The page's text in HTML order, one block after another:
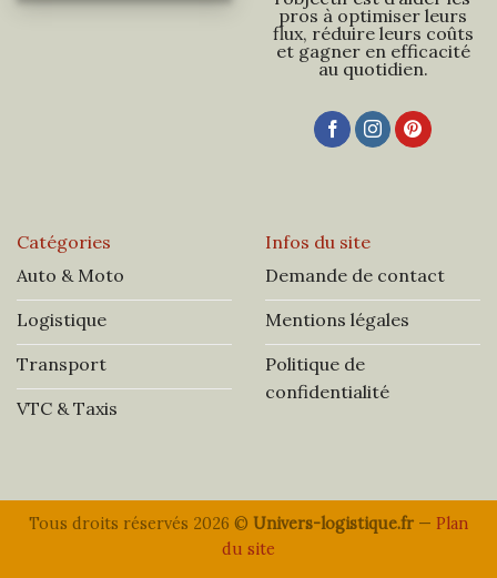
pros à optimiser leurs
flux, réduire leurs coûts
et gagner en efficacité
au quotidien.
Catégories
Auto & Moto
Logistique
Transport
VTC & Taxis
Infos du site
Demande de contact
Mentions légales
Politique de
confidentialité
Tous droits réservés 2026 © Univers-logistique.fr — Plan
du site